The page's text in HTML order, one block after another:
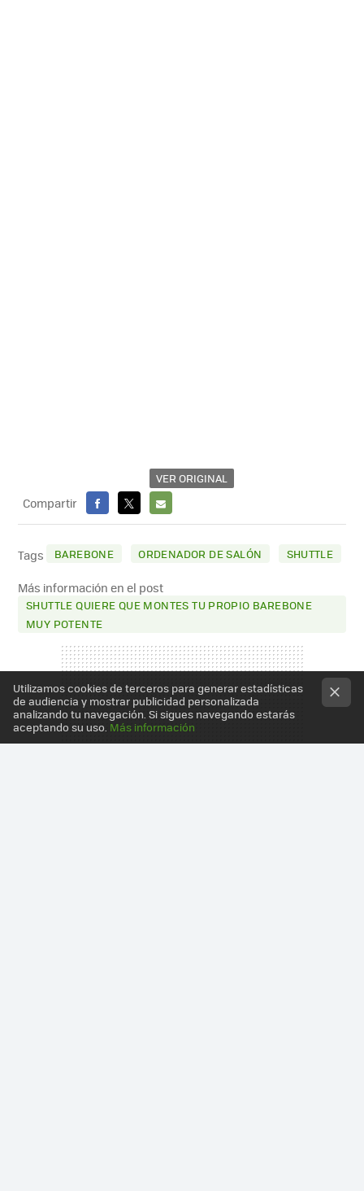
VER ORIGINAL
Compartir
FACEBOOK
X
E-
MAIL
Tags BAREBONE ORDENADOR DE SALÓN SHUTTLE
Más información en el post
SHUTTLE QUIERE QUE MONTES TU PROPIO BAREBONE
MUY POTENTE
Utilizamos cookies de terceros para generar estadísticas
de audiencia y mostrar publicidad personalizada
analizando tu navegación. Si sigues navegando estarás
aceptando su uso. Más información